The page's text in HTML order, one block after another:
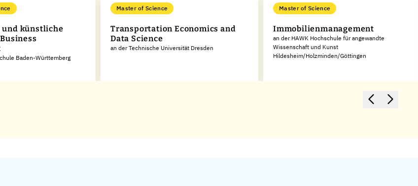
und künstliche
Baden-Württemberg
Master of Science
Transportation Economics and
Data Science
an der Technische Universität Dresden
Master of Science
Immobilienmanagement
an der HAWK Hochschule für angewandte
Wissenschaft und Kunst
Hildesheim/Holzminden/Göttingen